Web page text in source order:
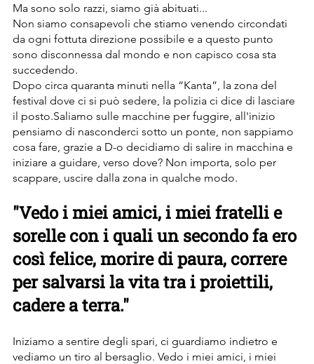
Ma sono solo razzi, siamo già abituati...
Non siamo consapevoli che stiamo venendo circondati
da ogni fottuta direzione possibile e a questo punto
sono disconnessa dal mondo e non capisco cosa sta
succedendo.
Dopo circa quaranta minuti nella “Kanta”, la zona del
festival dove ci si può sedere, la polizia ci dice di lasciare
il posto.Saliamo sulle macchine per fuggire, all'inizio
pensiamo di nasconderci sotto un ponte, non sappiamo
cosa fare, grazie a D-o decidiamo di salire in macchina e
iniziare a guidare, verso dove? Non importa, solo per
scappare, uscire dalla zona in qualche modo.
"Vedo i miei amici, i miei fratelli e
sorelle con i quali un secondo fa ero
così felice, morire di paura, correre
per salvarsi la vita tra i proiettili,
cadere a terra."
Iniziamo a sentire degli spari, ci guardiamo indietro e
vediamo un tiro al bersaglio. Vedo i miei amici, i miei